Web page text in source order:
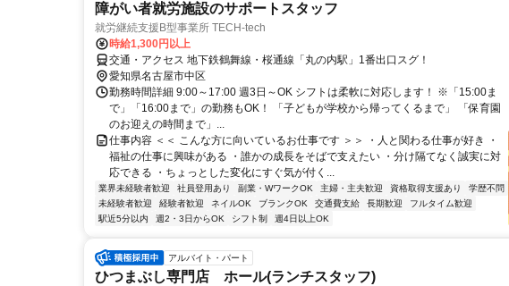
障がい者就労施設のサポートスタッフ
就労継続支援B型事業所 TECH-tech
時給1,300円以上
交通・アクセス 地下鉄鶴舞線・桜通線「丸の内駅」1番出口スグ！
愛知県名古屋市中区
勤務時間詳細 9:00～17:00 週3日～OK シフトは柔軟に対応します！ ※「15:00ま
で」「16:00まで」の勤務もOK！ 「子どもが学校から帰ってくるまで」 「保育園
のお迎えの時間まで」...
仕事内容 ＜＜ こんな方に向いているお仕事です ＞＞ ・人と関わる仕事が好き ・
福祉の仕事に興味がある ・誰かの成長をそばで支えたい ・分け隔てなく誠実に対
応できる ・ちょっとした変化にすぐ気が付く...
業界未経験者歓迎 社員登用あり 副業・WワークOK 主婦・主夫歓迎 資格取得支援あり
学歴不問
未経験者歓迎
経験者歓迎 ネイルOK ブランクOK 交通費支給 長期歓迎
フルタイム歓迎
駅近5分以内
週2・3日からOK シフト制 週4日以上OK
アルバイト・パート
ひつまぶし専門店 ホール(ランチスタッフ)